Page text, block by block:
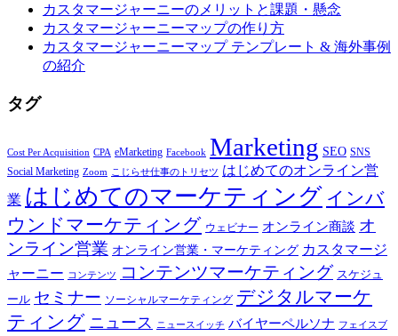
カスタマージャーニーのメリットと課題・懸念
カスタマージャーニーマップの作り方
カスタマージャーニーマップ テンプレート & 海外事例
の紹介
タグ
Cost Per Acquisition CPA eMarketing Facebook Marketing SEO SNS
Social Marketing Zoom こじらせ仕事のトリセツ はじめてのオンライン営
業 はじめてのマーケティング インバ
ウンドマーケティング ウェビナー オンライン商談 オ
ンライン営業 オンライン営業・マーケティング カスタマージ
ャーニー コンテンツ コンテンツマーケティング スケジュ
ール セミナー ソーシャルマーケティング デジタルマーケ
ティング ニュース ニュースイッチ バイヤーペルソナ フェイスブ